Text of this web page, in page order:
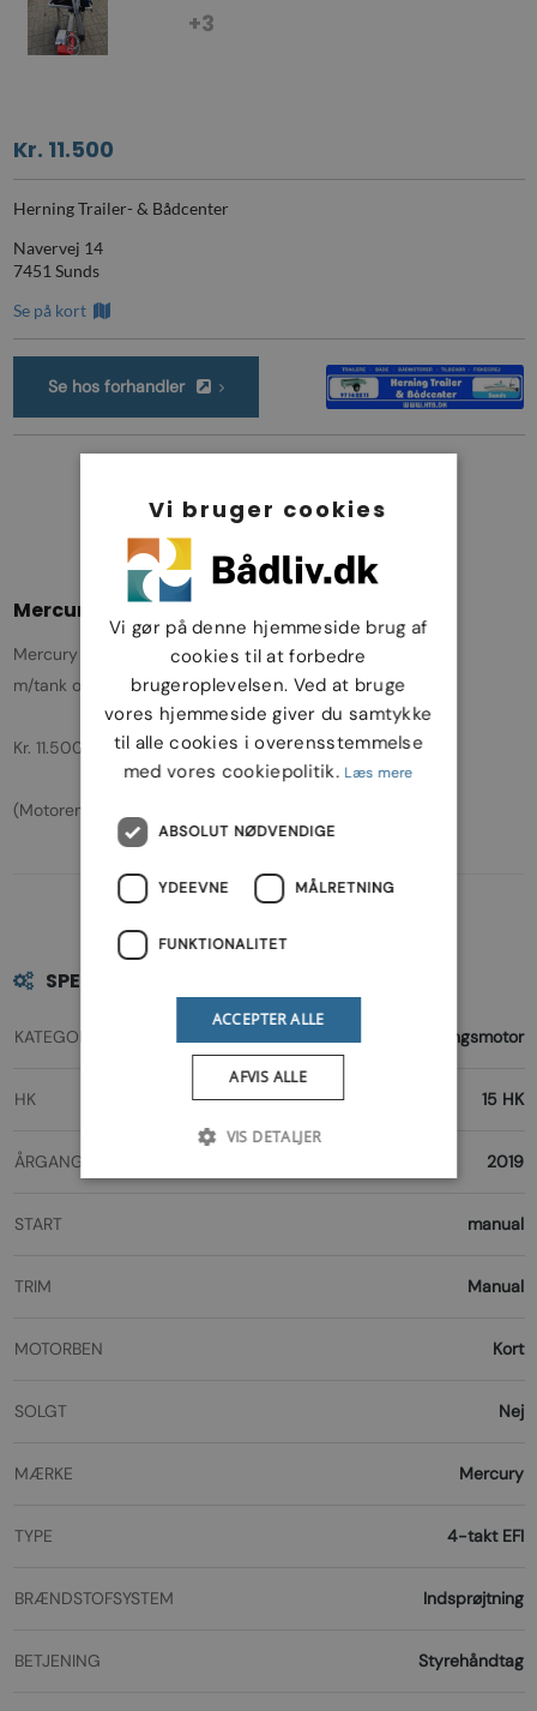
+3
Kr. 11.500
Herning Trailer- & Bådcenter
Navervej 14
7451 Sunds
Se på kort
Se hos forhandler
Mercury F15 hk MH EFI 4-takt
Mercury F15 hk EFI 4-takt, årg. 2019 - sejlet 46 t.
m/tank og slange
Kr. 11.500,-
(Motoren sælges i kommission)
SPECIFIKATIONER
KATEGORI Påhængsmotor
HK 15 HK
ÅRGANG 2019
START manual
TRIM Manual
MOTORBEN Kort
SOLGT Nej
MÆRKE Mercury
TYPE 4-takt EFI
BRÆNDSTOFSYSTEM Indsprøjtning
BETJENING Styrehåndtag
Vi bruger cookies
Vi gør på denne hjemmeside brug af
cookies til at forbedre
brugeroplevelsen. Ved at bruge
vores hjemmeside giver du samtykke
til alle cookies i overensstemmelse
med vores cookiepolitik. Læs mere
ABSOLUT NØDVENDIGE
YDEEVNE MÅLRETNING
FUNKTIONALITET
ACCEPTER ALLE
AFVIS ALLE
VIS DETALJER